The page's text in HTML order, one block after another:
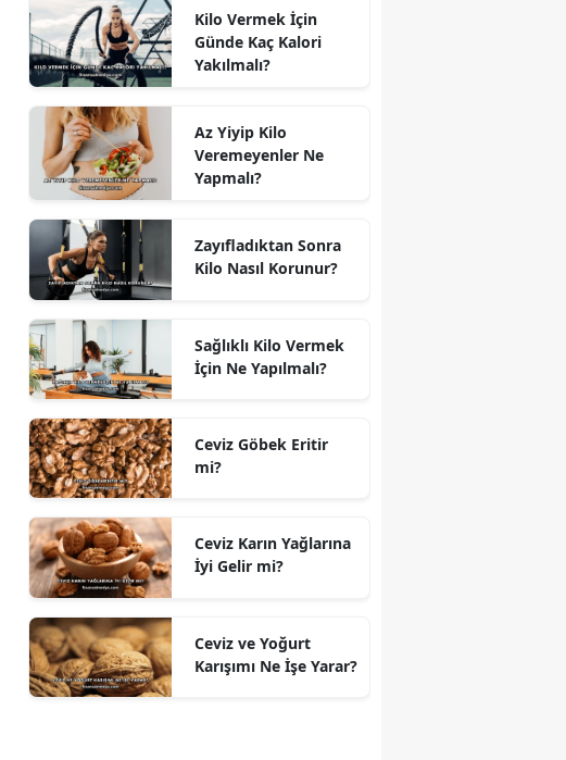
Kilo Vermek İçin
Günde Kaç Kalori
Yakılmalı?
Az Yiyip Kilo
Veremeyenler Ne
Yapmalı?
Zayıfladıktan Sonra
Kilo Nasıl Korunur?
Sağlıklı Kilo Vermek
İçin Ne Yapılmalı?
Ceviz Göbek Eritir
mi?
Ceviz Karın Yağlarına
İyi Gelir mi?
Ceviz ve Yoğurt
Karışımı Ne İşe Yarar?